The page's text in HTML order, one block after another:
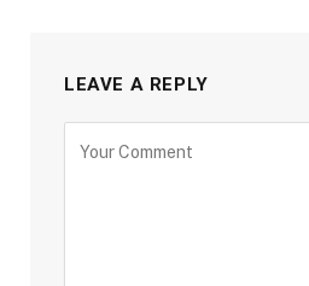
LEAVE A REPLY